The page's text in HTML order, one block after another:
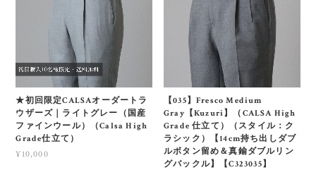
★初回限定CALSAオーダートラ
ウザーズ｜ライトグレー（国産
ファインウール）（Calsa High
Grade仕立て）
¥10,000
【035】Fresco Medium
Gray【Kuzuri】（CALSA High
Grade 仕立て）（スタイル：ク
ラシック）【14cm持ち出しダブ
ルボタン留め＆真鍮ダブルリン
グバックル】【C323035】